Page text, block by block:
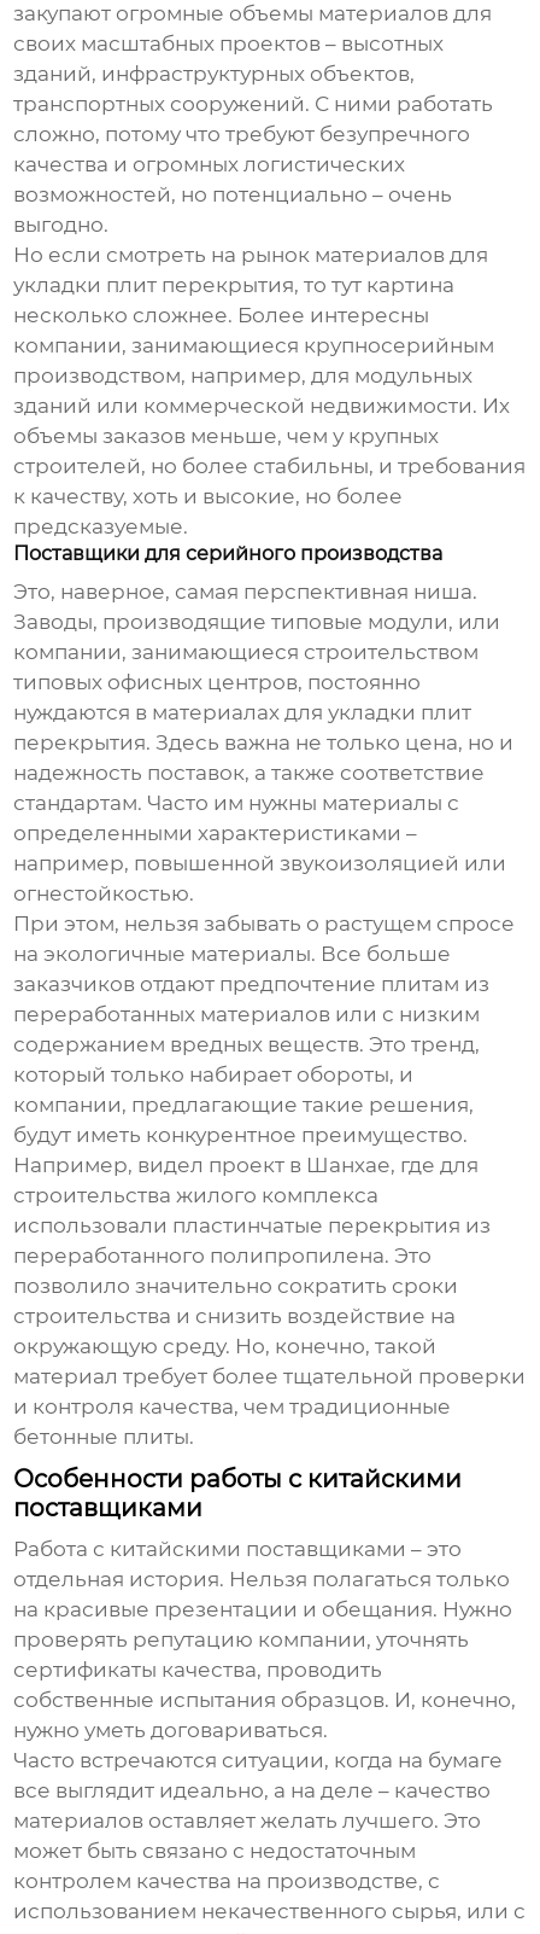
закупают огромные объемы материалов для
своих масштабных проектов – высотных
зданий, инфраструктурных объектов,
транспортных сооружений. С ними работать
сложно, потому что требуют безупречного
качества и огромных логистических
возможностей, но потенциально – очень
выгодно.
Но если смотреть на рынок материалов для
укладки плит перекрытия, то тут картина
несколько сложнее. Более интересны
компании, занимающиеся крупносерийным
производством, например, для модульных
зданий или коммерческой недвижимости. Их
объемы заказов меньше, чем у крупных
строителей, но более стабильны, и требования
к качеству, хоть и высокие, но более
предсказуемые.
Поставщики для серийного производства
Это, наверное, самая перспективная ниша.
Заводы, производящие типовые модули, или
компании, занимающиеся строительством
типовых офисных центров, постоянно
нуждаются в материалах для укладки плит
перекрытия. Здесь важна не только цена, но и
надежность поставок, а также соответствие
стандартам. Часто им нужны материалы с
определенными характеристиками –
например, повышенной звукоизоляцией или
огнестойкостью.
При этом, нельзя забывать о растущем спросе
на экологичные материалы. Все больше
заказчиков отдают предпочтение плитам из
переработанных материалов или с низким
содержанием вредных веществ. Это тренд,
который только набирает обороты, и
компании, предлагающие такие решения,
будут иметь конкурентное преимущество.
Например, видел проект в Шанхае, где для
строительства жилого комплекса
использовали пластинчатые перекрытия из
переработанного полипропилена. Это
позволило значительно сократить сроки
строительства и снизить воздействие на
окружающую среду. Но, конечно, такой
материал требует более тщательной проверки
и контроля качества, чем традиционные
бетонные плиты.
Особенности работы с китайскими
поставщиками
Работа с китайскими поставщиками – это
отдельная история. Нельзя полагаться только
на красивые презентации и обещания. Нужно
проверять репутацию компании, уточнять
сертификаты качества, проводить
собственные испытания образцов. И, конечно,
нужно уметь договариваться.
Часто встречаются ситуации, когда на бумаге
все выглядит идеально, а на деле – качество
материалов оставляет желать лучшего. Это
может быть связано с недостаточным
контролем качества на производстве, с
использованием некачественного сырья, или с